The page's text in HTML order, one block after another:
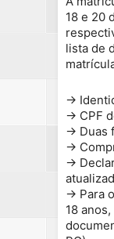
18 e 20
lista de
→
→ CPF
→ Duas
→
→
→ Para
18